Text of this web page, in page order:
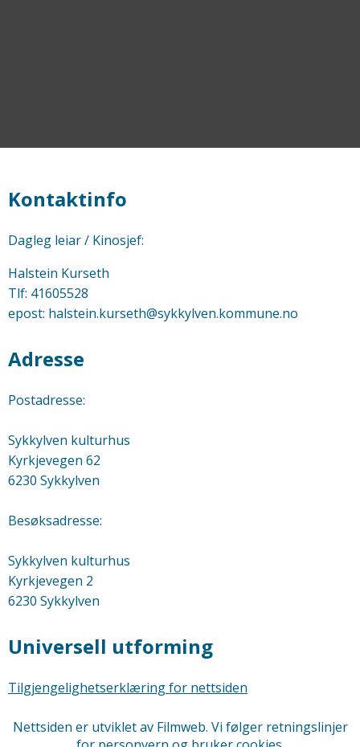
Kontaktinfo
Dagleg leiar / Kinosjef:
Halstein Kurseth
Tlf: 41605528
epost: halstein.kurseth@sykkylven.kommune.no
Adresse
Postadresse:
Sykkylven kulturhus
Kyrkjevegen 62
6230 Sykkylven
Besøksadresse:
Sykkylven kulturhus
Kyrkjevegen 2
6230 Sykkylven
Universell utforming
Tilgjengelighetserklæring for nettsiden
Nettsiden er utviklet av Filmweb. Vi følger retningslinjer